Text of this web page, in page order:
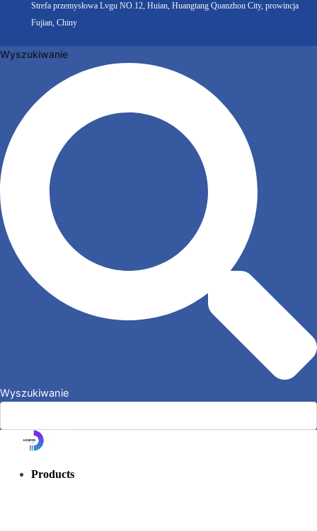
Strefa przemysłowa Lvgu NO.12, Huian, Huangtang Quanzhou City, prowincja
Fujian, Chiny
Wyszukiwanie
Wyszukiwanie
Products